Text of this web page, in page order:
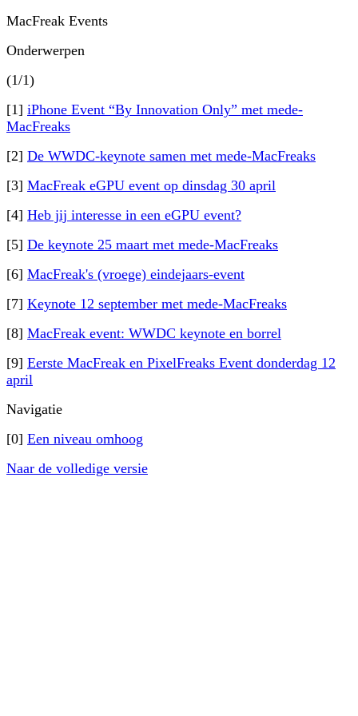
MacFreak Events
Onderwerpen
(1/1)
[1] iPhone Event “By Innovation Only” met mede-
MacFreaks
[2] De WWDC-keynote samen met mede-MacFreaks
[3] MacFreak eGPU event op dinsdag 30 april
[4] Heb jij interesse in een eGPU event?
[5] De keynote 25 maart met mede-MacFreaks
[6] MacFreak's (vroege) eindejaars-event
[7] Keynote 12 september met mede-MacFreaks
[8] MacFreak event: WWDC keynote en borrel
[9] Eerste MacFreak en PixelFreaks Event donderdag 12
april
Navigatie
[0] Een niveau omhoog
Naar de volledige versie